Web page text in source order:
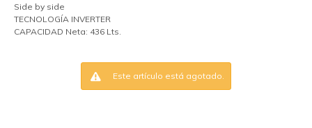
Side by side
TECNOLOGÍA INVERTER
CAPACIDAD Neta: 436 Lts.
Este artículo está agotado.